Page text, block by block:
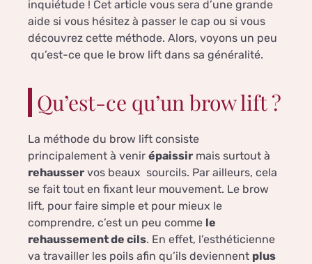
inquiétude ! Cet article vous sera d’une grande
aide si vous hésitez à passer le cap ou si vous
découvrez cette méthode. Alors, voyons un peu
qu’est-ce que le brow lift dans sa généralité.
Qu’est-ce qu’un brow lift ?
La méthode du brow lift consiste
principalement à venir épaissir mais surtout à
rehausser vos beaux sourcils. Par ailleurs, cela
se fait tout en fixant leur mouvement. Le brow
lift, pour faire simple et pour mieux le
comprendre, c’est un peu comme le
rehaussement de cils. En effet, l’esthéticienne
va travailler les poils afin qu’ils deviennent plus